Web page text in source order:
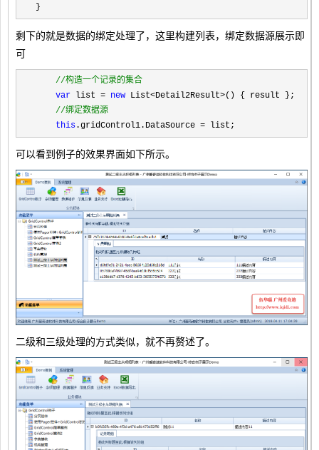
}
剩下的就是数据的绑定处理了，这里构建列表，绑定数据源展示即
可
//构造一个记录的集合
var list = new List<Detail2Result>() { result };
//绑定数据源
this .gridControl1.DataSource = list;
可以看到例子的效果界面如下所示。
二级和三级处理的方式类似，就不再赘述了。